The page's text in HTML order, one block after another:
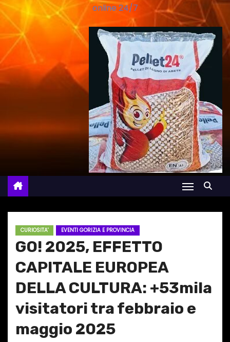
online 24/7
CURIOSITA' EVENTI GORIZIA E PROVINCIA
GO! 2025, EFFETTO
CAPITALE EUROPEA
DELLA CULTURA: +53mila
visitatori tra febbraio e
maggio 2025